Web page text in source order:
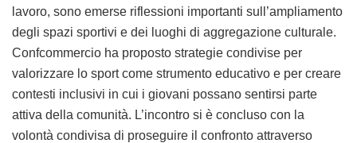
lavoro, sono emerse riflessioni importanti sull’ampliamento
degli spazi sportivi e dei luoghi di aggregazione culturale.
Confcommercio ha proposto strategie condivise per
valorizzare lo sport come strumento educativo e per creare
contesti inclusivi in cui i giovani possano sentirsi parte
attiva della comunità. L’incontro si è concluso con la
volontà condivisa di proseguire il confronto attraverso